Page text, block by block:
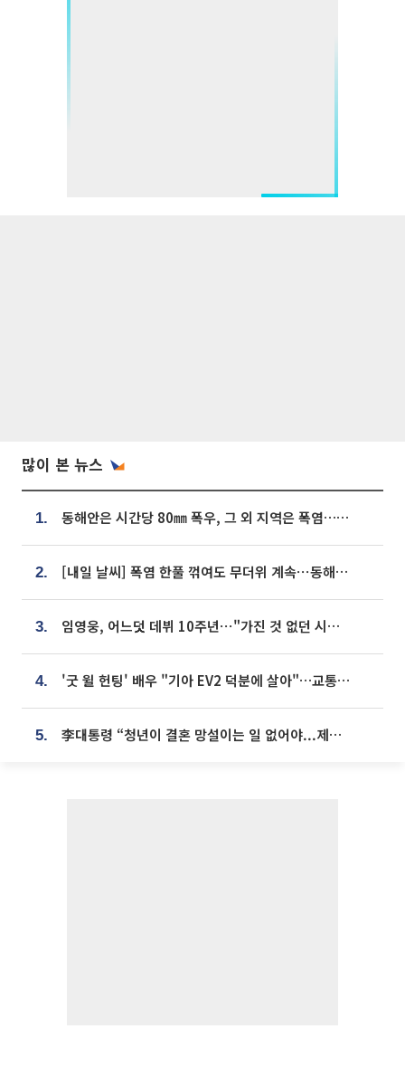
많이 본 뉴스
1. 동해안은 시간당 80㎜ 폭우, 그 외 지역은 폭염…‘극과 극 날씨’
2. [내일 날씨] 폭염 한풀 꺾여도 무더위 계속⋯동해안 이틀 연속 비
3. 임영웅, 어느덧 데뷔 10주년⋯"가진 것 없던 시절, 내 앞엔 20명의 팬뿐"
4. '굿 윌 헌팅' 배우 "기아 EV2 덕분에 살아"…교통사고 후 안전성 극찬
5. 李대통령 “청년이 결혼 망설이는 일 없어야...제도상 불이익 조사”